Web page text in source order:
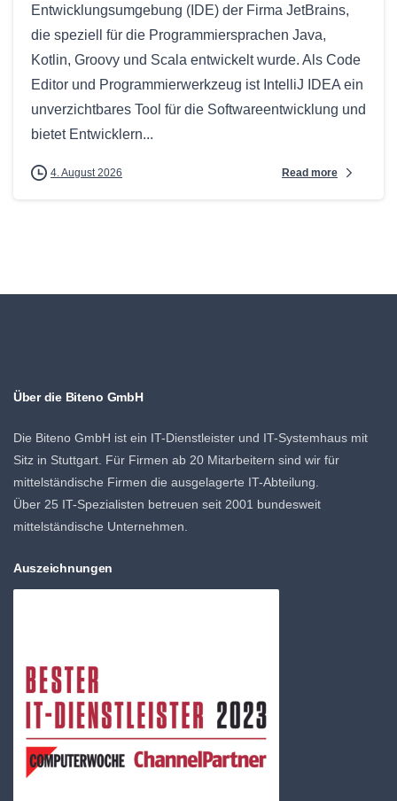
Entwicklungsumgebung (IDE) der Firma JetBrains,
die speziell für die Programmiersprachen Java,
Kotlin, Groovy und Scala entwickelt wurde. Als Code
Editor und Programmierwerkzeug ist IntelliJ IDEA ein
unverzichtbares Tool für die Softwareentwicklung und
bietet Entwicklern...
4. August 2026 Read more
Über die Biteno GmbH
Die Biteno GmbH ist ein IT-Dienstleister und IT-Systemhaus mit
Sitz in Stuttgart. Für Firmen ab 20 Mitarbeitern sind wir für
mittelständische Firmen die ausgelagerte IT-Abteilung.
Über 25 IT-Spezialisten betreuen seit 2001 bundesweit
mittelständische Unternehmen.
Auszeichnungen